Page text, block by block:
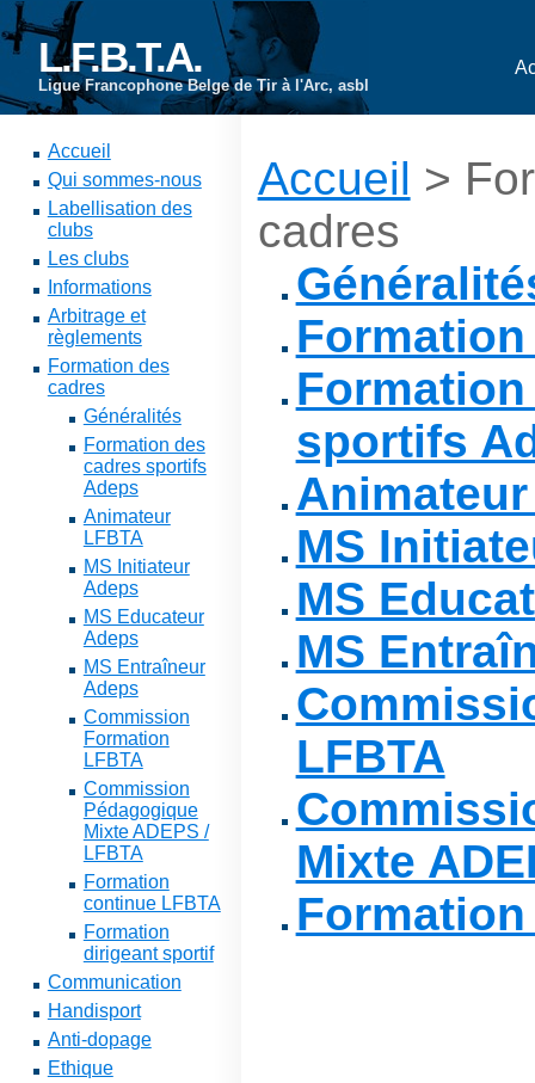
L.F.B.T.A.
Ligue Francophone Belge de Tir à l'Arc, asbl
Accueil
Qui sommes-nous
Labellisation des
clubs
Les clubs
Informations
Arbitrage et
règlements
Formation des
cadres
Généralités
Formation des
cadres sportifs
Adeps
Animateur
LFBTA
MS Initiateur
Adeps
MS Educateur
Adeps
MS Entraîneur
Adeps
Commission
Formation
LFBTA
Commission
Pédagogique
Mixte ADEPS /
LFBTA
Formation
continue LFBTA
Formation
dirigeant sportif
Communication
Handisport
Anti-dopage
Ethique
Accueil >
cadres
sportifs
MS
MS
MS
LFBTA
Mixte